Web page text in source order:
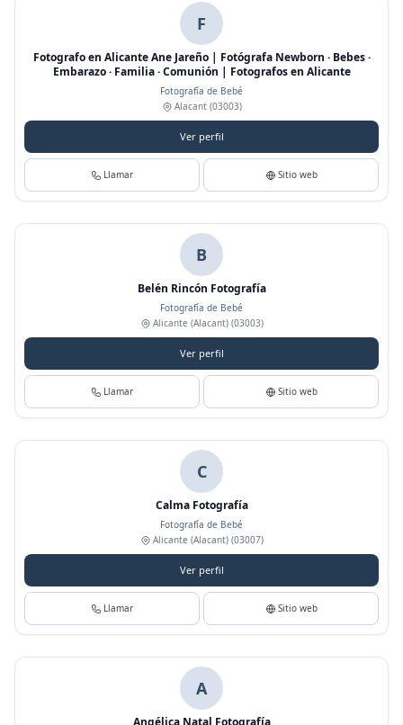
F
Fotografo en Alicante Ane Jareño | Fotógrafa Newborn · Bebes ·
Embarazo · Familia · Comunión | Fotografos en Alicante
Fotografía de Bebé
Alacant(03003)
Ver perfil
Llamar Sitio web
B
Belén Rincón Fotografía
Fotografía de Bebé
Alicante (Alacant)(03003)
Ver perfil
Llamar Sitio web
C
Calma Fotografía
Fotografía de Bebé
Alicante (Alacant)(03007)
Ver perfil
Llamar Sitio web
A
Angélica Natal Fotografía